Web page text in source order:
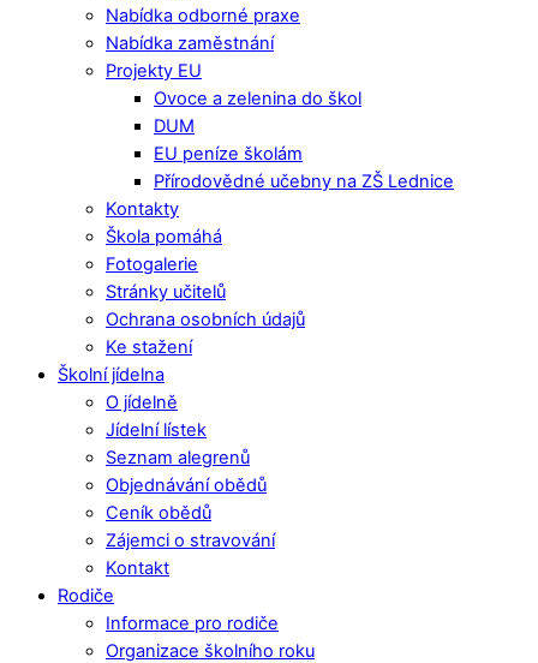
Nabídka odborné praxe
Nabídka zaměstnání
Projekty EU
Ovoce a zelenina do škol
DUM
EU peníze školám
Přírodovědné učebny na ZŠ Lednice
Kontakty
Škola pomáhá
Fotogalerie
Stránky učitelů
Ochrana osobních údajů
Ke stažení
Školní jídelna
O jídelně
Jídelní lístek
Seznam alegrenů
Objednávání obědů
Ceník obědů
Zájemci o stravování
Kontakt
Rodiče
Informace pro rodiče
Organizace školního roku